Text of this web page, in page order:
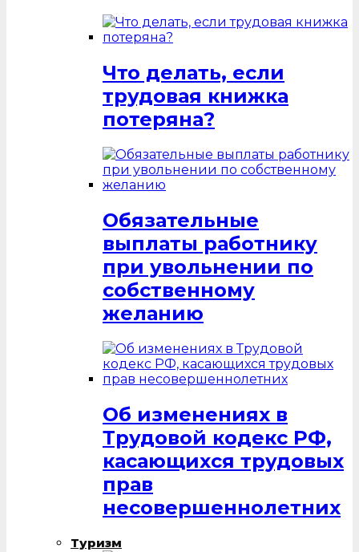
Что делать, если
трудовая книжка
потеряна?
Обязательные
выплаты работнику
при увольнении по
собственному
желанию
Об изменениях в
Трудовой кодекс РФ,
касающихся трудовых
прав
несовершеннолетних
Туризм